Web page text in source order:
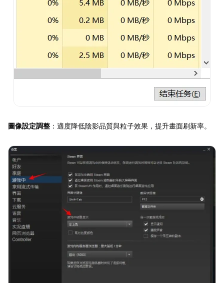
圖像設定調整 ：適度降低陰影品質與粒子效果，提升畫面刷新率。